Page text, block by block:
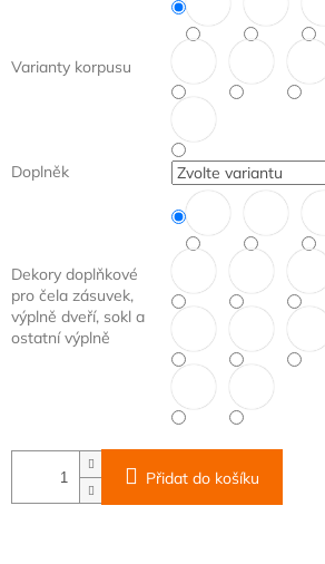
Varianty korpusu
Doplněk
Dekory doplňkové
pro čela zásuvek,
výplně dveří, sokl a
ostatní výplně
Přidat do košíku